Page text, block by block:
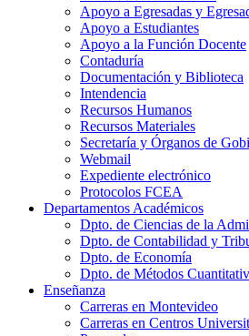
Apoyo a Egresadas y
Apoyo a Estudiantes
Apoyo a la Función Docente
Contaduría
Documentación y Biblioteca
Intendencia
Recursos Humanos
Recursos Materiales
Secretaría y Órganos de
Webmail
Expediente electrónico
Protocolos FCEA
Departamentos Académicos
Dpto. de Ciencias de la
Dpto. de Contabilidad y
Dpto. de Economía
Dpto. de Métodos
Enseñanza
Carreras en Montevideo
Carreras en Centros